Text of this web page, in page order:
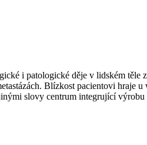
i patologické děje v lidském těle
Blízkost pacientovi hraje
slovy centrum integrující